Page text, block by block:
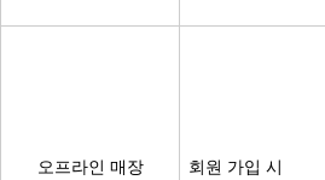
오프라인 매장 회원 가입 시